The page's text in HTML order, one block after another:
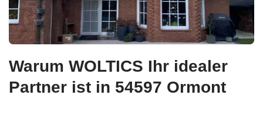
Warum WOLTICS Ihr idealer
Partner ist in 54597 Ormont